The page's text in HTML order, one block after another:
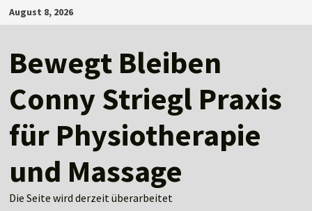
Zum
Inhalt
August 8, 2026
Bewegt Bleiben
Conny Striegl Praxis
für Physiotherapie
und Massage
Die Seite wird derzeit überarbeitet